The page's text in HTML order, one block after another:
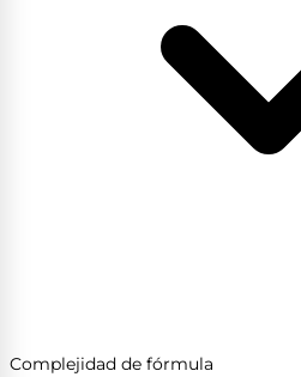
Complejidad de fórmula